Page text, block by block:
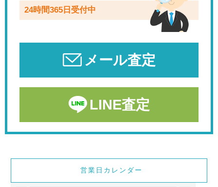
24時間365日受付中
メール査定
LINE査定
営業日カレンダー